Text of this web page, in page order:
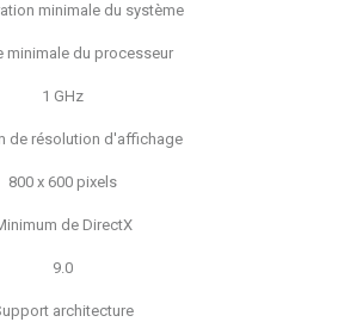
minimale du système
minimale du processeur
1 GHz
de résolution d'affichage
800 x 600 pixels
de DirectX
9.0
architecture